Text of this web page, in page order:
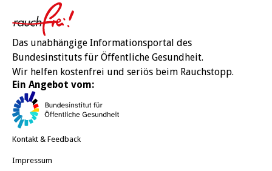
Das unabhängige Informationsportal des
Bundesinstituts für Öffentliche Gesundheit.
Wir helfen kostenfrei und seriös beim Rauchstopp.
Ein Angebot vom:
Kontakt & Feedback
Impressum